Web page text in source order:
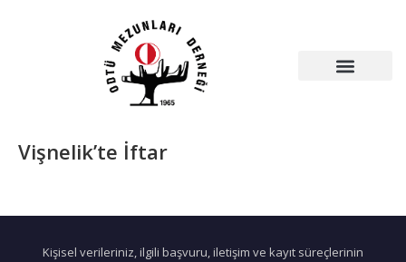
Vişnelik’te İftar
Kişisel verileriniz, ilgili başvuru, iletişim ve kayıt süreçlerinin